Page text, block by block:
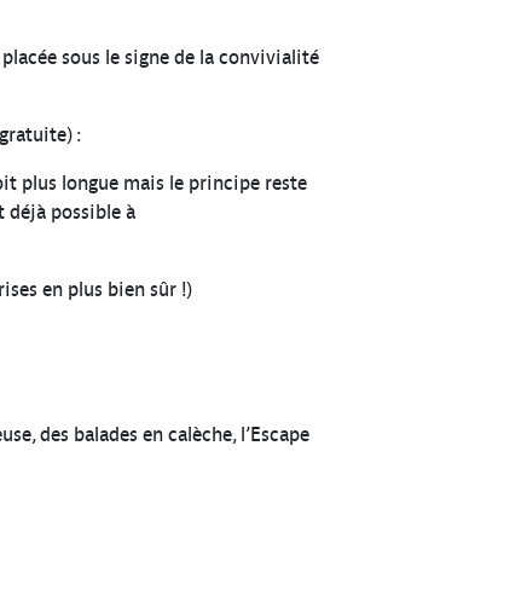
sous le signe de la convivialité
:
plus longue mais le principe reste
déjà possible à
en plus bien sûr !)
des balades en calèche, l’Escape